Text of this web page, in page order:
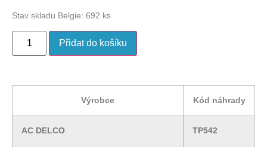
Stav skladu Belgie: 692 ks
Přidat do košíku
Výrobce Kód náhrady
AC DELCO TP542